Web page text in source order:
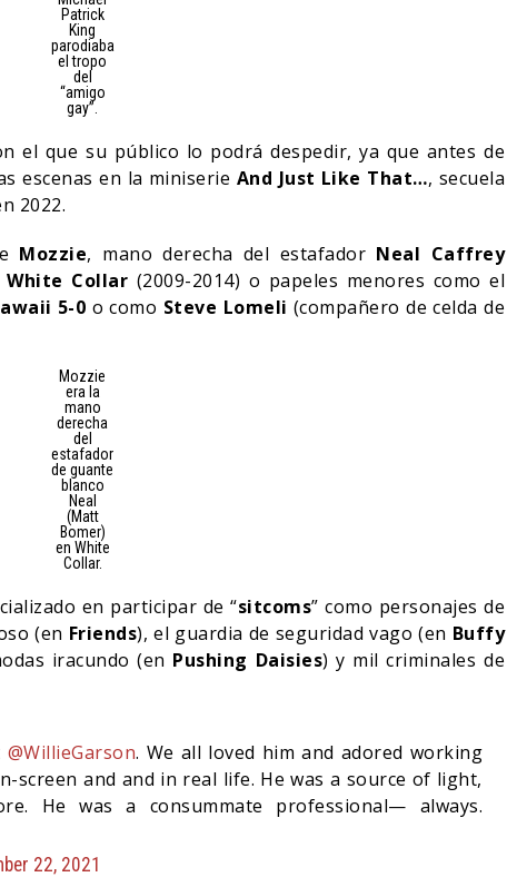
Patrick
King
parodiaba
el tropo
del
“amigo
gay”.
el que su público lo podrá despedir, ya que antes de
escenas en la miniserie And Just Like That…, secuela
2022.
Mozzie, mano derecha del estafador Neal Caffrey
White Collar (2009-2014) o papeles menores como el
5-0 o como Steve Lomeli (compañero de celda de
Mozzie
era la
mano
derecha
del
estafador
de guante
blanco
Neal
(Matt
Bomer)
en White
Collar.
en participar de “sitcoms” como personajes de
(en Friends), el guardia de seguridad vago (en Buffy
iracundo (en Pushing Daisies) y mil criminales de
@WillieGarson. We all loved him and adored working
screen and and in real life. He was a source of light,
He was a consummate professional— always.
22, 2021